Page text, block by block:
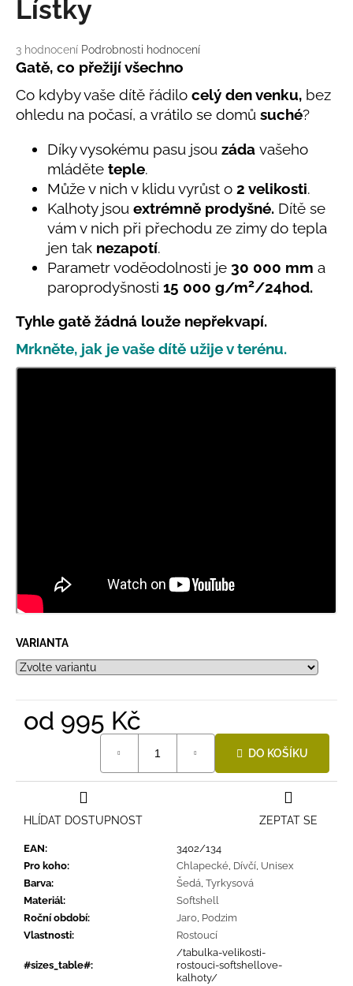
Průměrné
hodnocení
je
5,0
z
hvězdiček.
3 hodnocení Podrobnosti hodnocení
Lístky
Gatě, co přežijí všechno
Co kdyby vaše dítě řádilo celý den venku, bez
ohledu na počasí, a vrátilo se domů suché?
Díky vysokému pasu jsou záda vašeho
mláděte teple.
Může v nich v klidu vyrůst o 2 velikosti.
Kalhoty jsou extrémně prodyšné. Dítě se
vám v nich při přechodu ze zimy do tepla
jen tak nezapotí.
Parametr voděodolnosti je 30 000 mm a
paroprodyšnosti 15 000 g/m2/24hod.
Tyhle gatě žádná louže nepřekvapí.
Mrkněte, jak je vaše dítě užije v terénu.
VARIANTA
od 995 Kč
DO KOŠÍKU
EAN:
3402/134
Pro koho: Chlapecké, Dívčí, Unisex
Barva: Šedá, Tyrkysová
Materiál:
Softshell
Roční období: Jaro, Podzim
Vlastnosti: Rostoucí
#sizes_table#:
/tabulka-velikosti-
rostouci-softshellove-
kalhoty/
ZEPTAT SE
HLÍDAT DOSTUPNOST
u
e
m
e
RYCHLESCHNOUCÍ
KALHOTY
ŽLUTÉ